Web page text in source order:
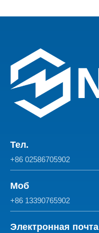
Тел.
+86 02586705902
Моб
+86 13390765902
Электронная почта